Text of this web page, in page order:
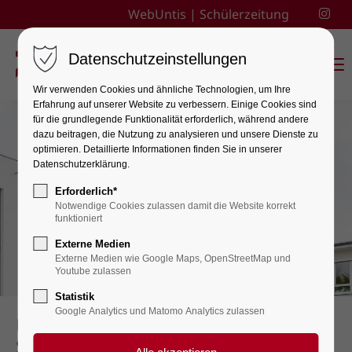
WebUntis | Schülerzeitung
Unterrichtsschluss nach der 6.
Datenschutzeinstellungen
Wir verwenden Cookies und ähnliche Technologien, um Ihre
Erfahrung auf unserer Website zu verbessern. Einige Cookies sind
für die grundlegende Funktionalität erforderlich, während andere
dazu beitragen, die Nutzung zu analysieren und unsere Dienste zu
optimieren. Detaillierte Informationen finden Sie in unserer
Datenschutzerklärung.
Erforderlich*
Notwendige Cookies zulassen damit die Website korrekt
funktioniert
Externe Medien
Externe Medien wie Google Maps, OpenStreetMap und
Youtube zulassen
Statistik
Google Analytics und Matomo Analytics zulassen